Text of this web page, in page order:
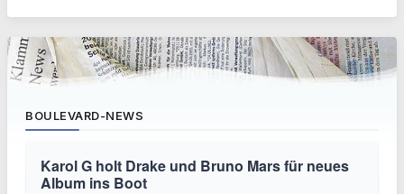
BOULEVARD-NEWS
Karol G holt Drake und Bruno Mars für neues
Album ins Boot